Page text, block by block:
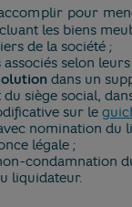
pour
les biens
de la société ;
associés selon
dans un
siège social,
sur le
nomination du
légale ;
condamnation
liquidateur.